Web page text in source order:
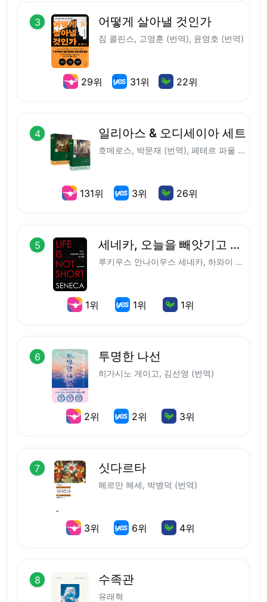
3 어떻게 살아낼 것인가
짐 콜린스, 고영훈 (번역), 윤영호 (번역)
29위 31위 22위
4 일리아스 & 오디세이아 세트
호메로스, 박문재 (번역), 페테르 파울 루벤스 (그림/사진)
131위 3위 26위
5 세네카, 오늘을 빼앗기고 있는 당신에게
루키우스 안나이우스 세네카, 하와이 대저택 (편역)
1위 1위 1위
6 투명한 나선
히가시노 게이고, 김선영 (번역)
2위 2위 3위
7 싯다르타
헤르만 헤세, 박병덕 (번역)
3위 6위 4위
8 수족관
유래혁